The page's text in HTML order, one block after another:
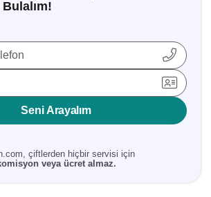
Bulalım!
Seni Arayalım
çiftlerden hiçbir servisi için
veya ücret almaz.